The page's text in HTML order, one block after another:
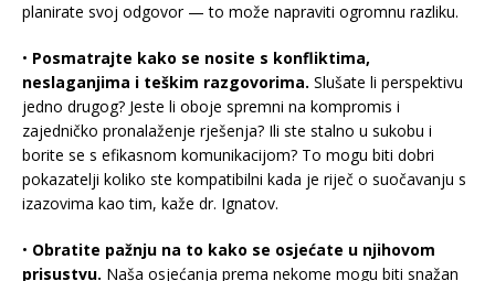
planirate svoj odgovor — to može napraviti ogromnu razliku.
• Posmatrajte kako se nosite s konfliktima,
neslaganjima i teškim razgovorima. Slušate li perspektivu
jedno drugog? Jeste li oboje spremni na kompromis i
zajedničko pronalaženje rješenja? Ili ste stalno u sukobu i
borite se s efikasnom komunikacijom? To mogu biti dobri
pokazatelji koliko ste kompatibilni kada je riječ o suočavanju s
izazovima kao tim, kaže dr. Ignatov.
• Obratite pažnju na to kako se osjećate u njihovom
prisustvu. Naša osjećanja prema nekome mogu biti snažan